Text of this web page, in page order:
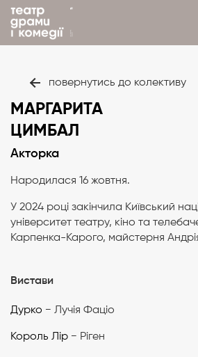
повернутись до колективу
МАРГАРИТА
ЦИМБАЛ
Акторка
Народилася 16 жовтня.
У 2024 році закінчила Київський
університет театру, кіно та
Карпенка-Карого, майстерня
Вистави
Дурко − Лучія Фаціо
Король Лір − Ріген